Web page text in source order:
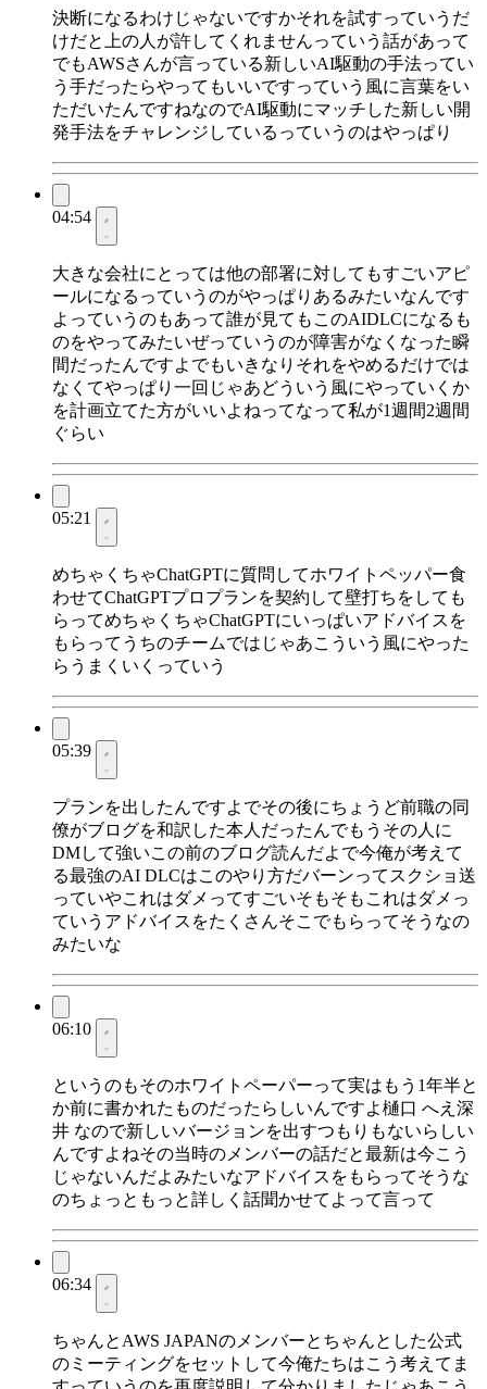
決断になるわけじゃないですかそれを試すっていうだ
けだと上の人が許してくれませんっていう話があって
でもAWSさんが言っている新しいAI駆動の手法ってい
う手だったらやってもいいですっていう風に言葉をい
ただいたんですねなのでAI駆動にマッチした新しい開
発手法をチャレンジしているっていうのはやっぱり
04:54
大きな会社にとっては他の部署に対してもすごいアピ
ールになるっていうのがやっぱりあるみたいなんです
よっていうのもあって誰が見てもこのAIDLCになるも
のをやってみたいぜっていうのが障害がなくなった瞬
間だったんですよでもいきなりそれをやめるだけでは
なくてやっぱり一回じゃあどういう風にやっていくか
を計画立てた方がいいよねってなって私が1週間2週間
ぐらい
05:21
めちゃくちゃChatGPTに質問してホワイトペッパー食
わせてChatGPTプロプランを契約して壁打ちをしても
らってめちゃくちゃChatGPTにいっぱいアドバイスを
もらってうちのチームではじゃあこういう風にやった
らうまくいくっていう
05:39
プランを出したんですよでその後にちょうど前職の同
僚がブログを和訳した本人だったんでもうその人に
DMして強いこの前のブログ読んだよで今俺が考えて
る最強のAI DLCはこのやり方だバーンってスクショ送
っていやこれはダメってすごいそもそもこれはダメっ
ていうアドバイスをたくさんそこでもらってそうなの
みたいな
06:10
というのもそのホワイトペーパーって実はもう1年半と
か前に書かれたものだったらしいんですよ樋口 へえ深
井 なので新しいバージョンを出すつもりもないらしい
んですよねその当時のメンバーの話だと最新は今こう
じゃないんだよみたいなアドバイスをもらってそうな
のちょっともっと詳しく話聞かせてよって言って
06:34
ちゃんとAWS JAPANのメンバーとちゃんとした公式
のミーティングをセットして今俺たちはこう考えてま